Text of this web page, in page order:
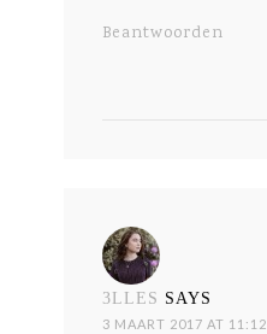
Beantwoorden
3LLES SAYS
3 MAART 2017 AT 11:12